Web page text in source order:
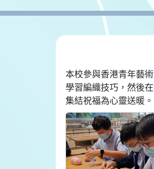
本校參與香港青年藝
學習編織技巧，然後
集結祝福為心靈送暖。